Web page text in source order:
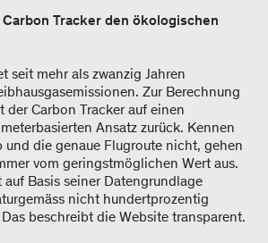
Tracker den ökologischen
seit mehr als zwanzig Jahren
Zur Berechnung
der Carbon Tracker auf einen
Ansatz zurück. Kennen
und die genaue Flugroute nicht, gehen
vom geringstmöglichen Wert aus.
auf Basis seiner Datengrundlage
nicht hundertprozentig
beschreibt die Website transparent.